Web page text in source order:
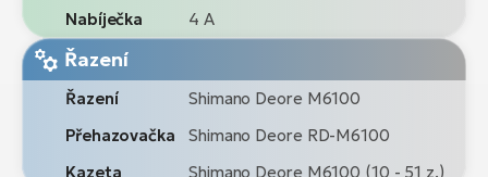
Nabíječka 4 A
Řazení
Řazení
Shimano Deore M6100
Přehazovačka
Shimano Deore RD-M6100
Kazeta
Shimano Deore M6100 (10 - 51 z.)